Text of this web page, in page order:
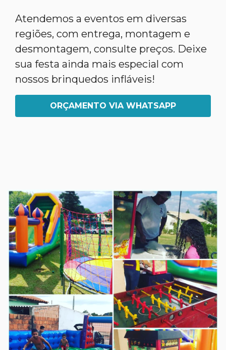
Atendemos a eventos em diversas
regiões, com entrega, montagem e
desmontagem, consulte preços. Deixe
sua festa ainda mais especial com
nossos brinquedos infláveis!
ORÇAMENTO VIA WHATSAPP